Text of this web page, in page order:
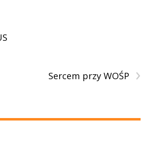
›
Sercem przy WOŚP